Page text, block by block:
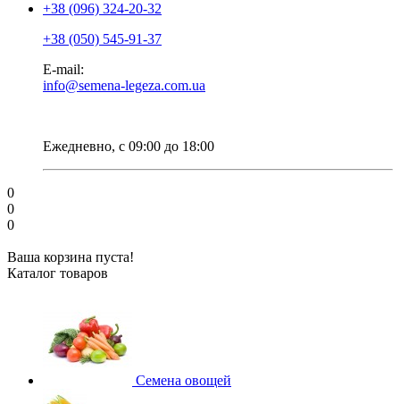
+38 (096) 324-20-32
+38 (050) 545-91-37
E-mail:
info@semena-legeza.com.ua
Ежедневно, с 09:00 до 18:00
0
0
0
Ваша корзина пуста!
Каталог товаров
Семена овощей